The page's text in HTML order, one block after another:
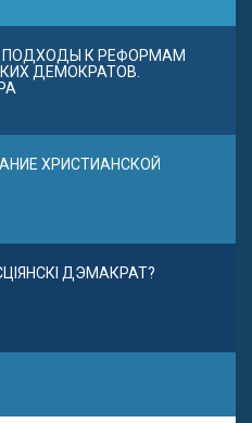
ПОДХОДЫ К РЕФОРМАМ
ДЕМОКРАТОВ.
ХРИСТИАНСКОЙ
ДЭМАКРАТ?